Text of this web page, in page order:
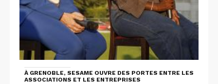
À GRENOBLE, SESAME OUVRE DES PORTES ENTRE LES
ASSOCIATIONS ET LES ENTREPRISES